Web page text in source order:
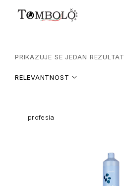
PRIKAZUJE SE JEDAN REZULTAT
RELEVANTNOST